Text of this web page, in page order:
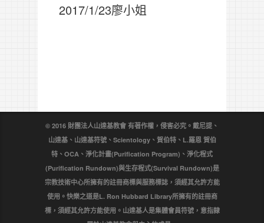
2017/1/23廖小姐
© 2016 財團法人山達基教會 有著作權，侵害必究。戴尼提、
山達基、山達基符號、Scientology、賀伯特、L.羅恩 賀伯
特、OCA、淨化計畫(Purification Program)、淨化程式
(Purification Rundown)與生存程式(Survival Rundown)是
宗教技術中心所擁有的註冊商標與服務標誌，須經其允許方能
使用。快樂之道是L. Ron Hubbard Library所擁有的註冊商
標，須經其允許方能使用。山達基人是集體會員符號，意指隸